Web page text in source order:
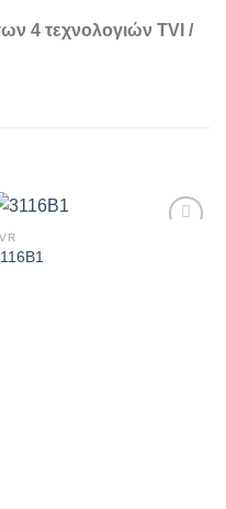
4 τεχνολογιών TVI /